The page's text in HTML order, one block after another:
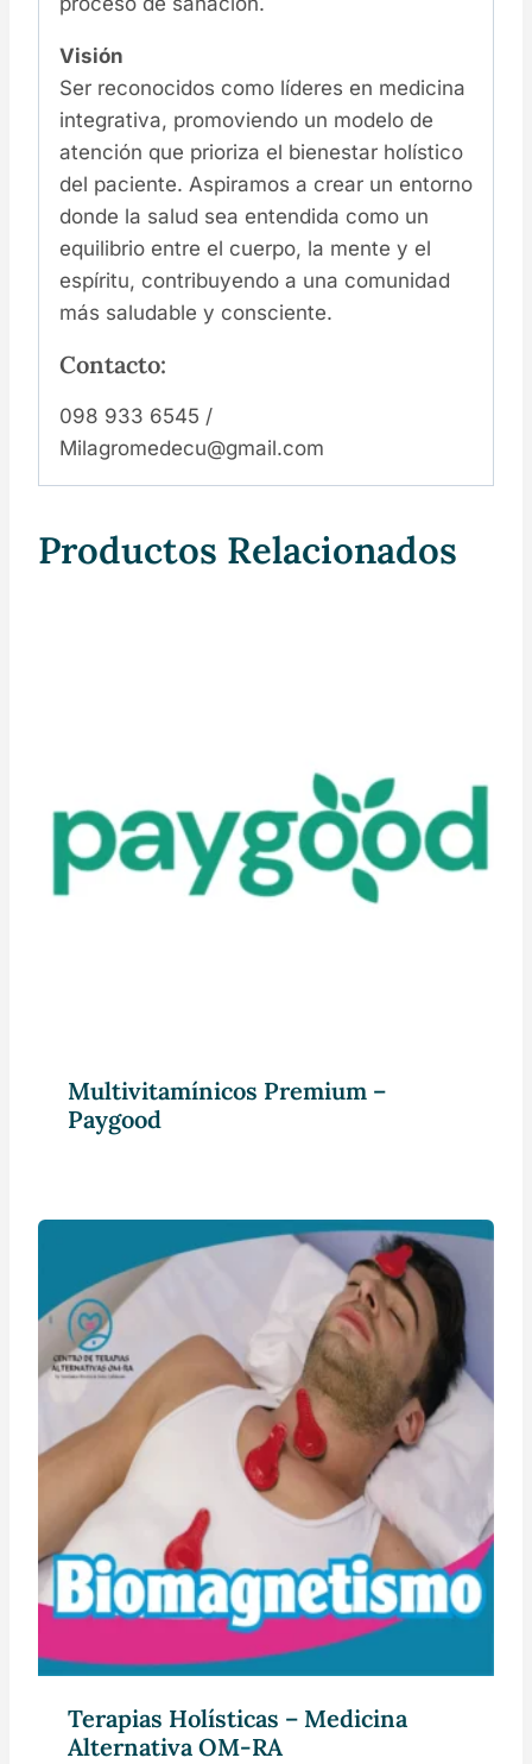
Visión
Ser reconocidos como líderes en medicina
integrativa, promoviendo un modelo de
atención que prioriza el bienestar holístico
del paciente. Aspiramos a crear un entorno
donde la salud sea entendida como un
equilibrio entre el cuerpo, la mente y el
espíritu, contribuyendo a una comunidad
más saludable y consciente.
Contacto:
098 933 6545 /
Milagromedecu@gmail.com
Productos Relacionados
Multivitamínicos Premium –
Paygood
Terapias Holísticas – Medicina
Alternativa OM-RA